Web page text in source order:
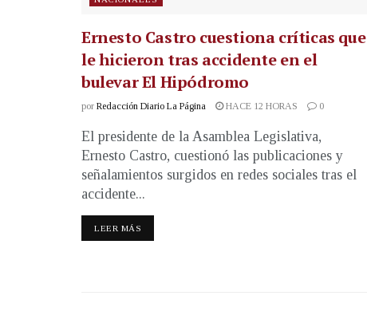
Ernesto Castro cuestiona críticas que
le hicieron tras accidente en el
bulevar El Hipódromo
por Redacción Diario La Página HACE 12 HORAS 0
El presidente de la Asamblea Legislativa,
Ernesto Castro, cuestionó las publicaciones y
señalamientos surgidos en redes sociales tras el
accidente...
LEER MÁS